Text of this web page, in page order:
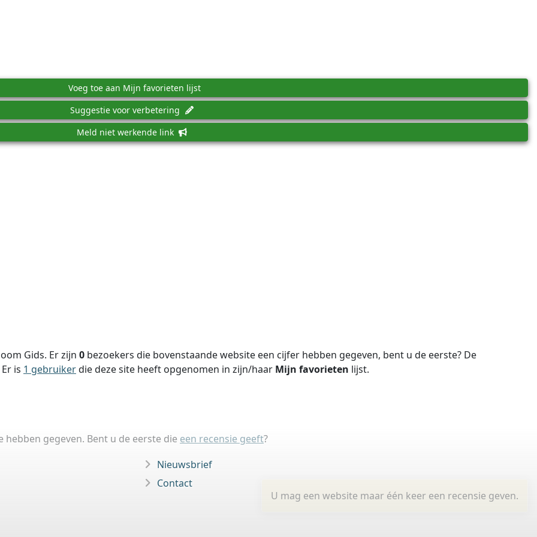
Voeg toe aan Mijn favorieten lijst
Suggestie voor verbetering
Meld niet werkende link
Gids. Er zijn 0 bezoekers die bovenstaande website een cijfer hebben gegeven, bent u de eerste? De
Er is 1 gebruikerdie deze site heeft opgenomen in zijn/haar Mijn favorieten lijst.
gegeven. Bent u de eerste die een recensie geeft?
U mag een website maar één keer een recensie geven.
Nieuwsbrief
Contact